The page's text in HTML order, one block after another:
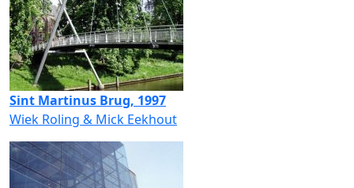
Sint Martinus Brug, 1997
Wiek Roling & Mick Eekhout